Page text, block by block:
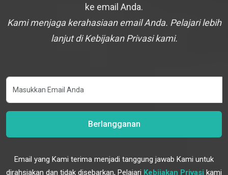
ke email Anda.
Kami menjaga kerahasiaan email Anda. Pelajari lebih
lanjut di Kebijakan Privasi kami.
Berlangganan
Email yang Kami terima menjadi tanggung jawab Kami untuk
dirahsiakan dan tidak disebarkan, Pelajari Kebijakan Privasi kami